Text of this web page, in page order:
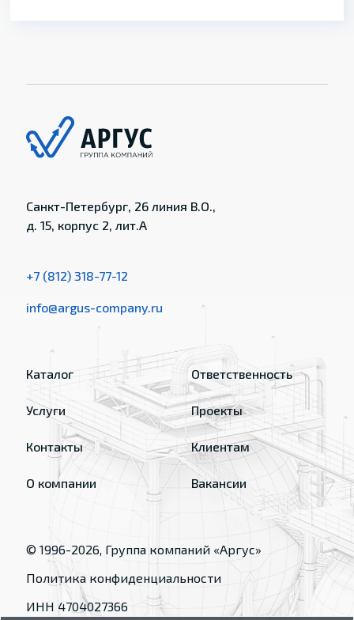
Санкт-Петербург, 26 линия В.О.,
д. 15, корпус 2, лит.А
+7 (812) 318-77-12
info@argus-company.ru
Каталог
Услуги
Контакты
О компании
Ответственность
Проекты
Клиентам
Вакансии
© 1996-2026, Группа компаний «Аргус»
Политика конфиденциальности
ИНН 4704027366